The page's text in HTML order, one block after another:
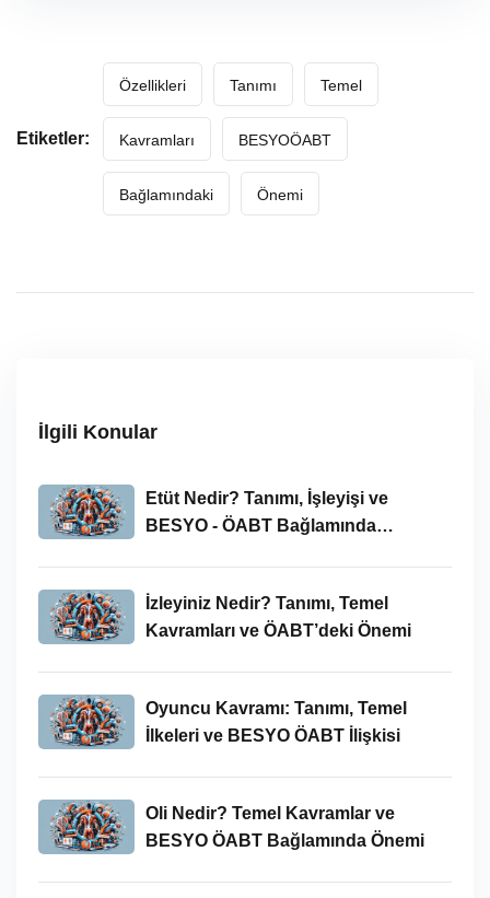
Etiketler:
Özellikleri Tanımı Temel
Kavramları BESYOÖABT
Bağlamındaki Önemi
İlgili Konular
Etüt Nedir? Tanımı, İşleyişi ve
BESYO - ÖABT Bağlamında
İzleyiniz Nedir? Tanımı, Temel
Kavramları ve ÖABT’deki Önemi
Oyuncu Kavramı: Tanımı, Temel
İlkeleri ve BESYO ÖABT İlişkisi
Oli Nedir? Temel Kavramlar ve
BESYO ÖABT Bağlamında Önemi